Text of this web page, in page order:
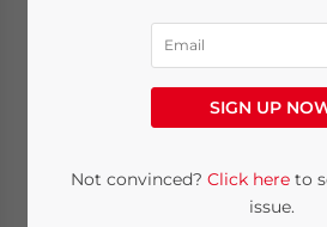
dem
befindet eine
SIGN UP
Not convinced? Click hereto
issue.